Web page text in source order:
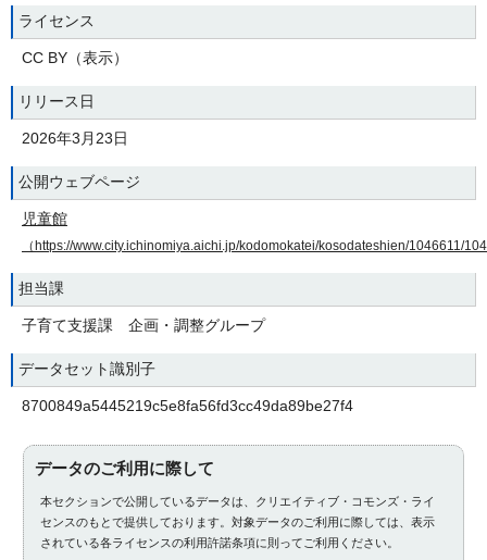
ライセンス
CC BY（表示）
リリース日
2026年3月23日
公開ウェブページ
児童館
（https://www.city.ichinomiya.aichi.jp/kodomokatei/kosodateshien/1046611/
担当課
子育て支援課 企画・調整グループ
データセット識別子
8700849a5445219c5e8fa56fd3cc49da89be27f4
データのご利用に際して
本セクションで公開しているデータは、クリエイティブ・コモンズ・ライ
センスのもとで提供しております。対象データのご利用に際しては、表示
されている各ライセンスの利用許諾条項に則ってご利用ください。